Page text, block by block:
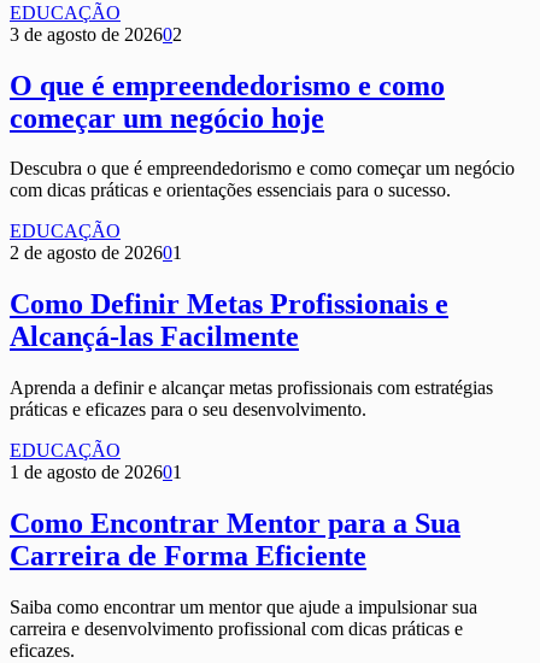
EDUCAÇÃO
3 de agosto de 202602
O que é empreendedorismo e como
começar um negócio hoje
Descubra o que é empreendedorismo e como começar um negócio
com dicas práticas e orientações essenciais para o sucesso.
EDUCAÇÃO
2 de agosto de 202601
Como Definir Metas Profissionais e
Alcançá-las Facilmente
Aprenda a definir e alcançar metas profissionais com estratégias
práticas e eficazes para o seu desenvolvimento.
EDUCAÇÃO
1 de agosto de 202601
Como Encontrar Mentor para a Sua
Carreira de Forma Eficiente
Saiba como encontrar um mentor que ajude a impulsionar sua
carreira e desenvolvimento profissional com dicas práticas e
eficazes.